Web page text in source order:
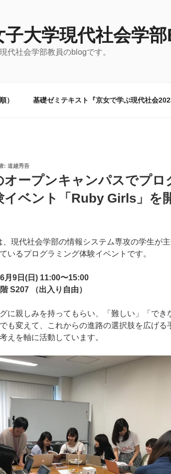
子大学現代社会学
代社会学部教員のblogです。
） 基礎ゼミテキスト『京女で学ぶ現代社会
: 道越秀吾
オープンキャンパスでプロ
イベント「Ruby Girls」を
、現代社会学部の情報システム専攻の学生が
いるプログラミング体験イベントです。
月9日(日) 11:00〜15:00
S207 （出入り自由）
に親しみを持ってもらい、「難しい」「でき
も変えて、これからの進路の選択肢を広げる
えを軸に活動しています。